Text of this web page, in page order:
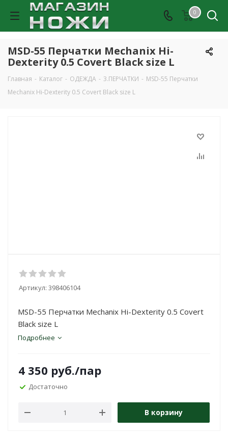
0
MSD-55 Перчатки Mechanix Hi-
Dexterity 0.5 Covert Black size L
Главная - Каталог - ОДЕЖДА - 3.ПЕРЧАТКИ - MSD-55 Перчатки
Mechanix Hi-Dexterity 0.5 Covert Black size L
Артикул: 398406104
MSD-55 Перчатки Mechanix Hi-Dexterity 0.5 Covert
Black size L
Подробнее
4 350 руб./пар
Достаточно
В корзину